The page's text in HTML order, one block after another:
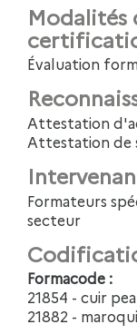
Modalités
Évaluation
Attestation
Attestation de
Formateurs spécialisés et professionnels du
secteur
Formacode :
21854 - cuir
21882 -